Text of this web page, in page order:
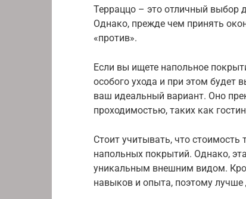
Терраццо – это отличный выбор
Однако, прежде чем принять
«против».
Если вы ищете напольное
особого ухода и при этом будет
ваш идеальный вариант. Оно
проходимостью, таких как
Стоит учитывать, что
напольных покрытий. Однако,
уникальным внешним видом.
навыков и опыта, поэтому лучше